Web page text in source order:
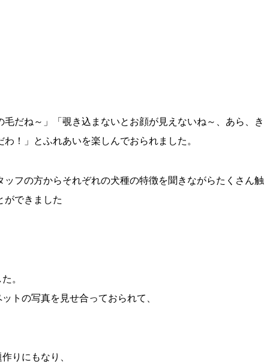
毛だね～」「覗き込まないとお顔が見えないね～、あら、き
わ！」とふれあいを楽しんでおられました。
ッフの方からそれぞれの犬種の特徴を聞きながらたくさん触
ができました
。
トの写真を見せ合っておられて、
りにもなり、